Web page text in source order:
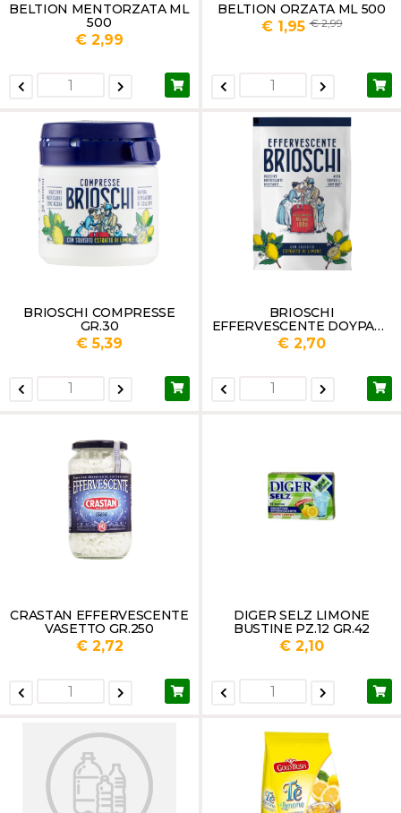
BELTION MENTORZATA ML
500
€ 2,99
BELTION ORZATA ML 500
€ 1,95 2,99
BRIOSCHI COMPRESSE
GR.30
€ 5,39
BRIOSCHI
EFFERVESCENTE DOYPACK
GR.100
€ 2,70
CRASTAN EFFERVESCENTE
VASETTO GR.250
€ 2,72
DIGER SELZ LIMONE
BUSTINE PZ.12 GR.42
€ 2,10